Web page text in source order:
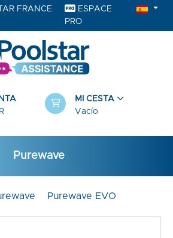
FRANCE
ESPACE
PRO
MI CESTA
Vacío
Purewave
Purewave EVO